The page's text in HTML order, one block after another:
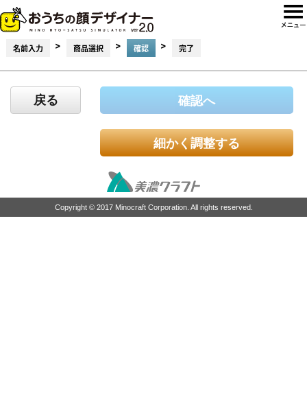
名前入力 > 商品選択 > 確認 > 完了
戻る 確認へ
細かく調整する
Copyright © 2017 Minocraft Corporation. All rights reserved.